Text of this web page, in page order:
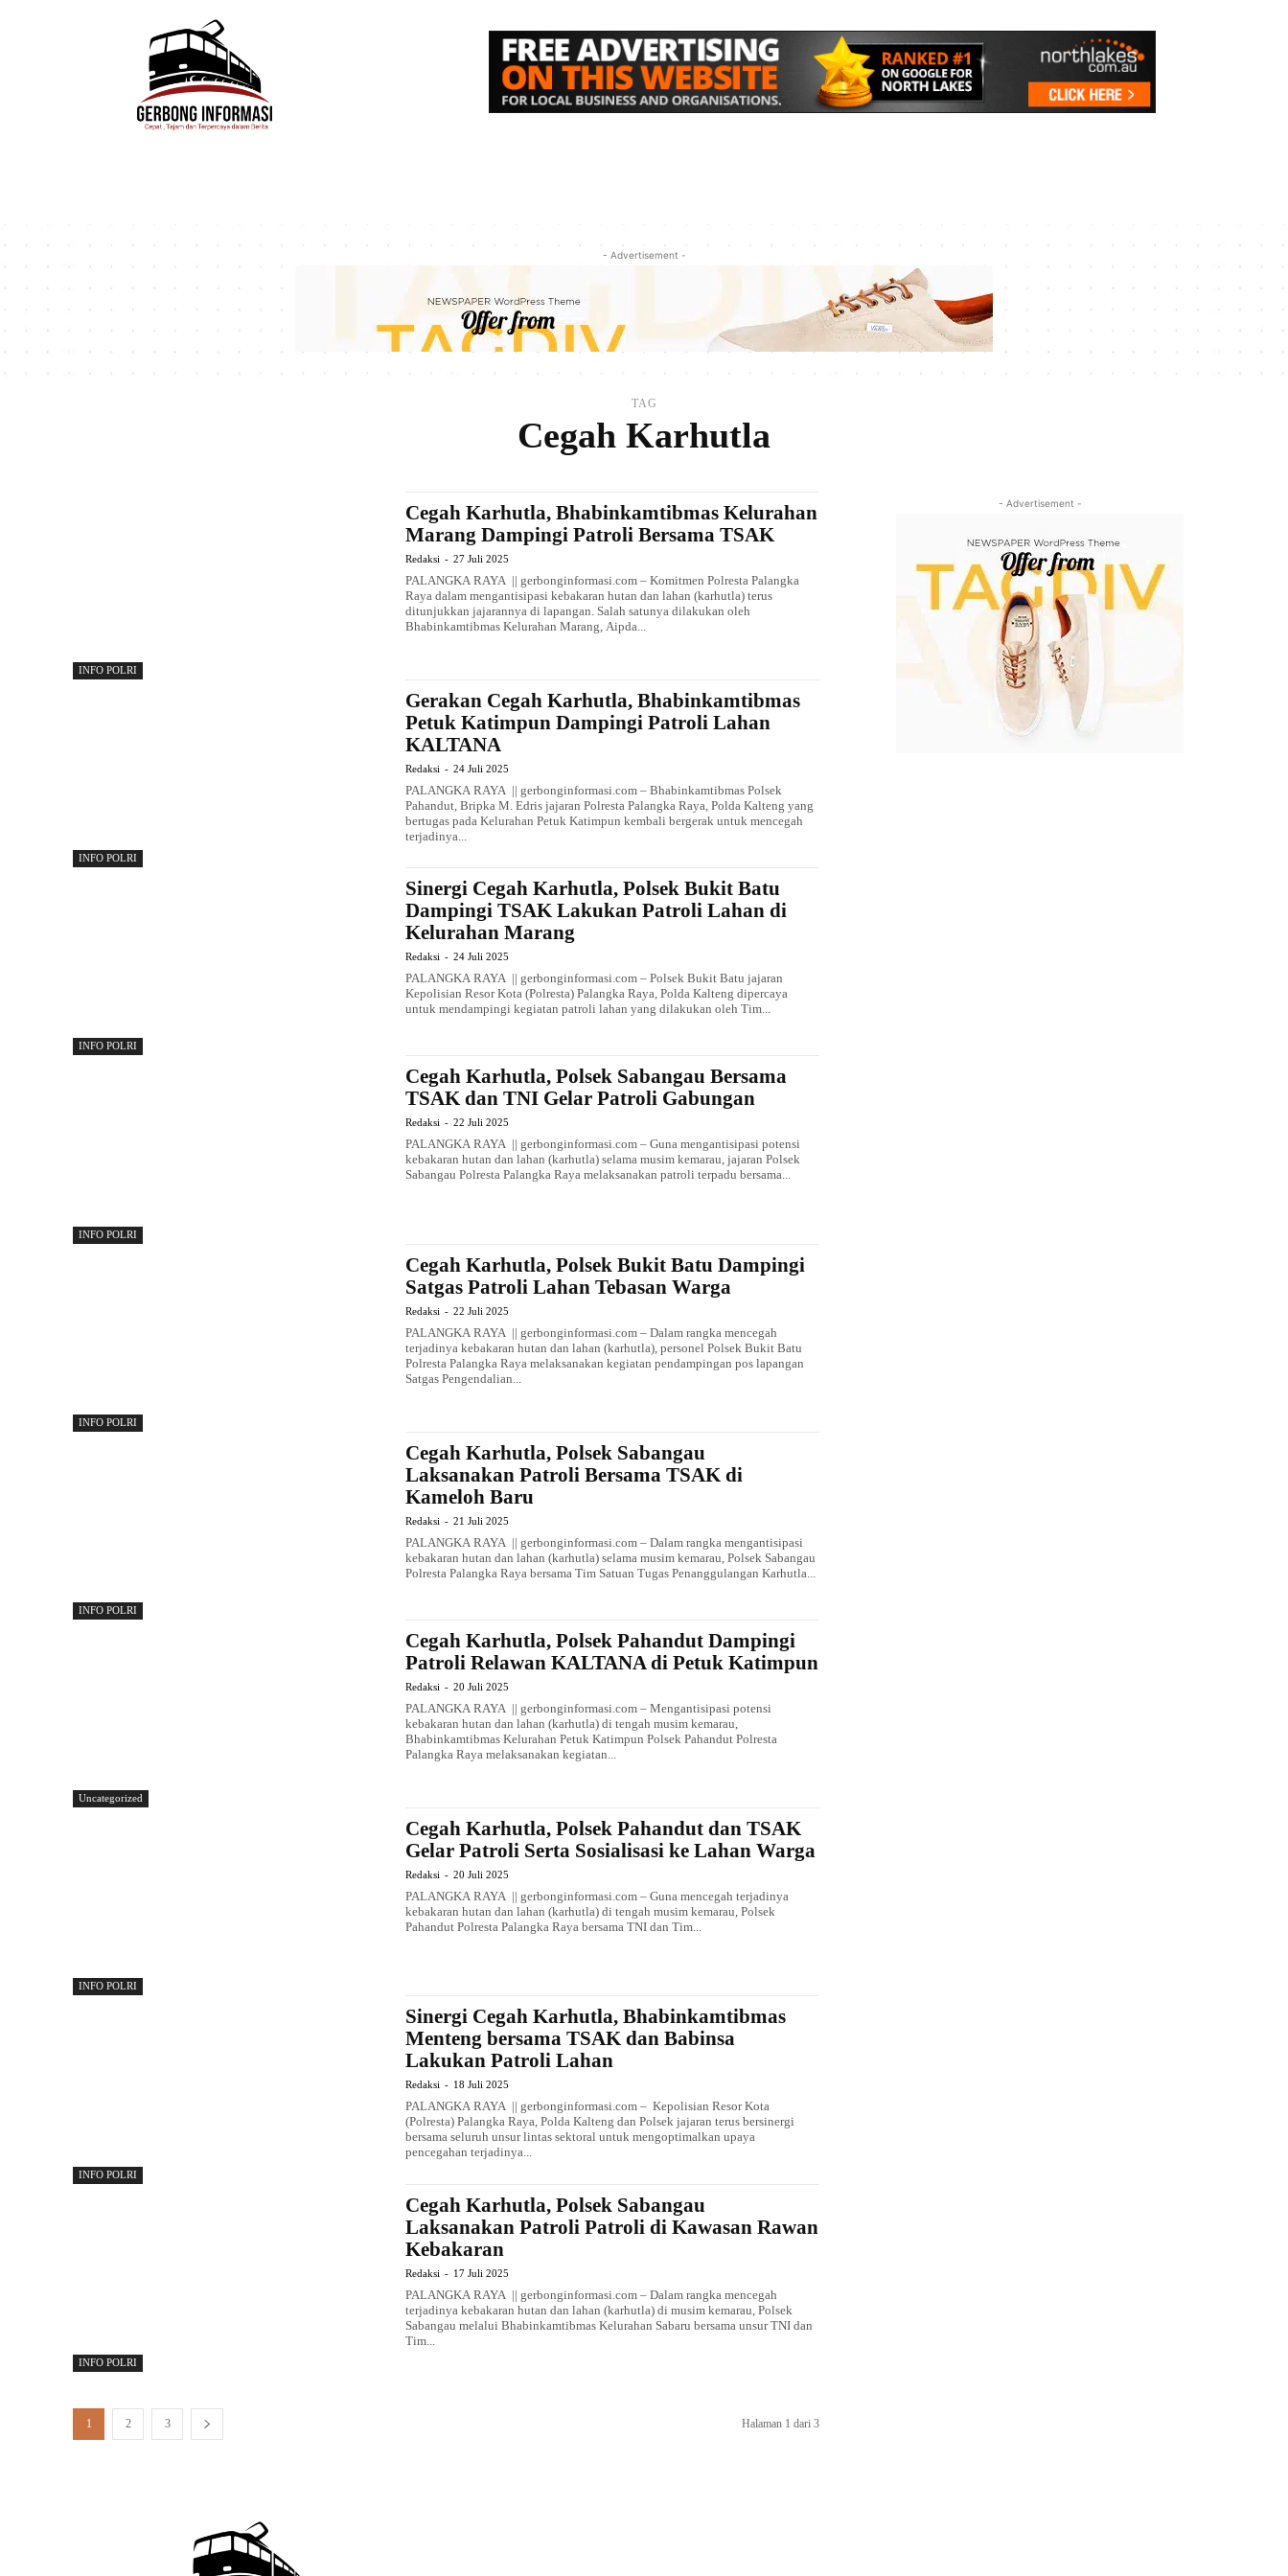
- Advertisement -
TAG
Cegah Karhutla
INFO POLRI
Cegah Karhutla, Bhabinkamtibmas Kelurahan
Marang Dampingi Patroli Bersama TSAK
Redaksi - 27 Juli 2025
PALANGKA RAYA || gerbonginformasi.com – Komitmen Polresta Palangka
Raya dalam mengantisipasi kebakaran hutan dan lahan (karhutla) terus
ditunjukkan jajarannya di lapangan. Salah satunya dilakukan oleh
Bhabinkamtibmas Kelurahan Marang, Aipda...
INFO POLRI
Gerakan Cegah Karhutla, Bhabinkamtibmas
Petuk Katimpun Dampingi Patroli Lahan
KALTANA
Redaksi - 24 Juli 2025
PALANGKA RAYA || gerbonginformasi.com – Bhabinkamtibmas Polsek
Pahandut, Bripka M. Edris jajaran Polresta Palangka Raya, Polda Kalteng yang
bertugas pada Kelurahan Petuk Katimpun kembali bergerak untuk mencegah
terjadinya...
INFO POLRI
Sinergi Cegah Karhutla, Polsek Bukit Batu
Dampingi TSAK Lakukan Patroli Lahan di
Kelurahan Marang
Redaksi - 24 Juli 2025
PALANGKA RAYA || gerbonginformasi.com – Polsek Bukit Batu jajaran
Kepolisian Resor Kota (Polresta) Palangka Raya, Polda Kalteng dipercaya
untuk mendampingi kegiatan patroli lahan yang dilakukan oleh Tim...
INFO POLRI
Cegah Karhutla, Polsek Sabangau Bersama
TSAK dan TNI Gelar Patroli Gabungan
Redaksi - 22 Juli 2025
PALANGKA RAYA || gerbonginformasi.com – Guna mengantisipasi potensi
kebakaran hutan dan lahan (karhutla) selama musim kemarau, jajaran Polsek
Sabangau Polresta Palangka Raya melaksanakan patroli terpadu bersama...
INFO POLRI
Cegah Karhutla, Polsek Bukit Batu Dampingi
Satgas Patroli Lahan Tebasan Warga
Redaksi - 22 Juli 2025
PALANGKA RAYA || gerbonginformasi.com – Dalam rangka mencegah
terjadinya kebakaran hutan dan lahan (karhutla), personel Polsek Bukit Batu
Polresta Palangka Raya melaksanakan kegiatan pendampingan pos lapangan
Satgas Pengendalian...
INFO POLRI
Cegah Karhutla, Polsek Sabangau
Laksanakan Patroli Bersama TSAK di
Kameloh Baru
Redaksi - 21 Juli 2025
PALANGKA RAYA || gerbonginformasi.com – Dalam rangka mengantisipasi
kebakaran hutan dan lahan (karhutla) selama musim kemarau, Polsek Sabangau
Polresta Palangka Raya bersama Tim Satuan Tugas Penanggulangan Karhutla...
Uncategorized
Cegah Karhutla, Polsek Pahandut Dampingi
Patroli Relawan KALTANA di Petuk Katimpun
Redaksi - 20 Juli 2025
PALANGKA RAYA || gerbonginformasi.com – Mengantisipasi potensi
kebakaran hutan dan lahan (karhutla) di tengah musim kemarau,
Bhabinkamtibmas Kelurahan Petuk Katimpun Polsek Pahandut Polresta
Palangka Raya melaksanakan kegiatan...
INFO POLRI
Cegah Karhutla, Polsek Pahandut dan TSAK
Gelar Patroli Serta Sosialisasi ke Lahan Warga
Redaksi - 20 Juli 2025
PALANGKA RAYA || gerbonginformasi.com – Guna mencegah terjadinya
kebakaran hutan dan lahan (karhutla) di tengah musim kemarau, Polsek
Pahandut Polresta Palangka Raya bersama TNI dan Tim...
INFO POLRI
Sinergi Cegah Karhutla, Bhabinkamtibmas
Menteng bersama TSAK dan Babinsa
Lakukan Patroli Lahan
Redaksi - 18 Juli 2025
PALANGKA RAYA || gerbonginformasi.com – Kepolisian Resor Kota
(Polresta) Palangka Raya, Polda Kalteng dan Polsek jajaran terus bersinergi
bersama seluruh unsur lintas sektoral untuk mengoptimalkan upaya
pencegahan terjadinya...
INFO POLRI
Cegah Karhutla, Polsek Sabangau
Laksanakan Patroli Patroli di Kawasan Rawan
Kebakaran
Redaksi - 17 Juli 2025
PALANGKA RAYA || gerbonginformasi.com – Dalam rangka mencegah
terjadinya kebakaran hutan dan lahan (karhutla) di musim kemarau, Polsek
Sabangau melalui Bhabinkamtibmas Kelurahan Sabaru bersama unsur TNI dan
Tim...
1 2 3 Halaman 1 dari 3
- Advertisement -